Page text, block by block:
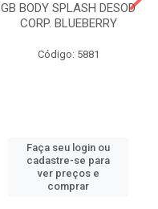
GB BODY SPLASH DESOD
CORP. BLUEBERRY
Código: 5881
Faça seu login ou
cadastre-se para
ver preços e
comprar